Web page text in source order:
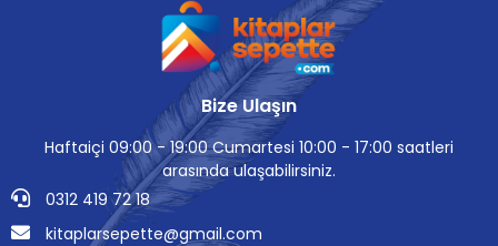
Bize Ulaşın
Haftaiçi 09:00 - 19:00 Cumartesi 10:00 - 17:00 saatleri
arasında ulaşabilirsiniz.
0312 419 72 18
kitaplarsepette@gmail.com